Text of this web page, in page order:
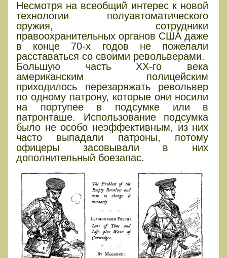
Несмотря на всеобщий интерес к новой
технологии полуавтоматического
оружия, сотрудники
правоохранительных органов США даже
в конце 70-х годов не пожелали
расставаться со своими револьверами.
Большую часть XX-го века
американским полицейским
приходилось перезаряжать револьвер
по одному патрону, которые они носили
на портупее в подсумке или в
патронташе. Использование подсумка
было не особо неэффективным, из них
часто выпадали патроны, потому
офицеры засовывали в них
дополнительный боезапас.